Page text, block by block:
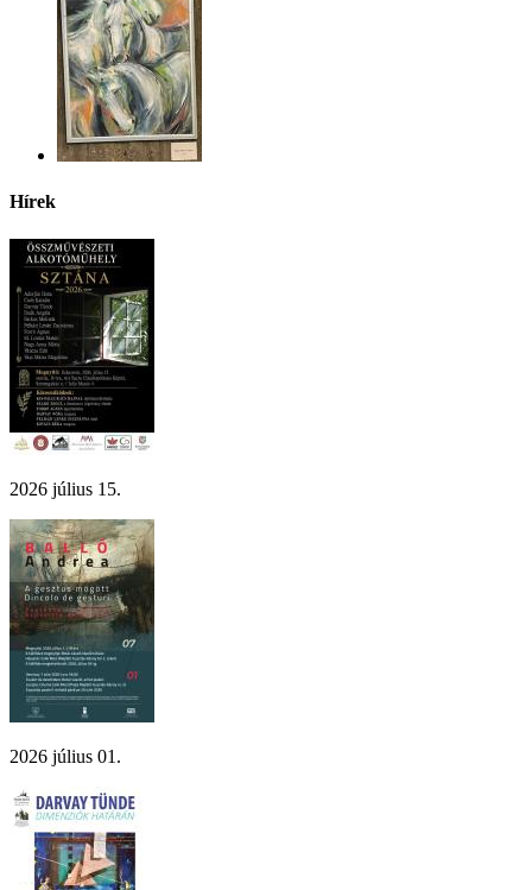
Hírek
2026 július 15.
2026 július 01.